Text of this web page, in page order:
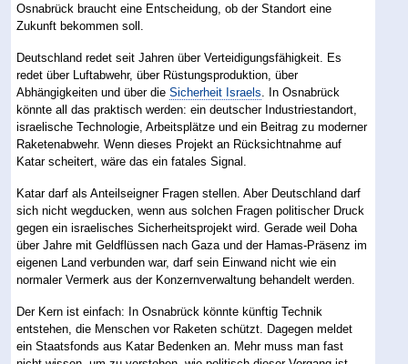
Osnabrück braucht eine Entscheidung, ob der Standort eine
Zukunft bekommen soll.
Deutschland redet seit Jahren über Verteidigungsfähigkeit. Es
redet über Luftabwehr, über Rüstungsproduktion, über
Abhängigkeiten und über dieSicherheit Israels . In Osnabrück
könnte all das praktisch werden: ein deutscher Industriestandort,
israelische Technologie, Arbeitsplätze und ein Beitrag zu moderner
Raketenabwehr. Wenn dieses Projekt an Rücksichtnahme auf
Katar scheitert, wäre das ein fatales Signal.
Katar darf als Anteilseigner Fragen stellen. Aber Deutschland darf
sich nicht wegducken, wenn aus solchen Fragen politischer Druck
gegen ein israelisches Sicherheitsprojekt wird. Gerade weil Doha
über Jahre mit Geldflüssen nach Gaza und der Hamas-Präsenz im
eigenen Land verbunden war, darf sein Einwand nicht wie ein
normaler Vermerk aus der Konzernverwaltung behandelt werden.
Der Kern ist einfach: In Osnabrück könnte künftig Technik
entstehen, die Menschen vor Raketen schützt. Dagegen meldet
ein Staatsfonds aus Katar Bedenken an. Mehr muss man fast